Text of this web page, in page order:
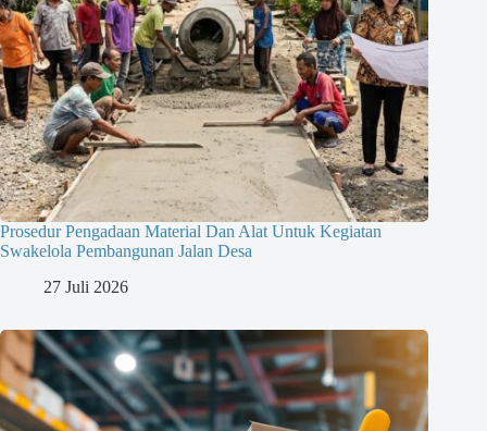
Prosedur Pengadaan Material Dan Alat Untuk Kegiatan
Swakelola Pembangunan Jalan Desa
27 Juli 2026